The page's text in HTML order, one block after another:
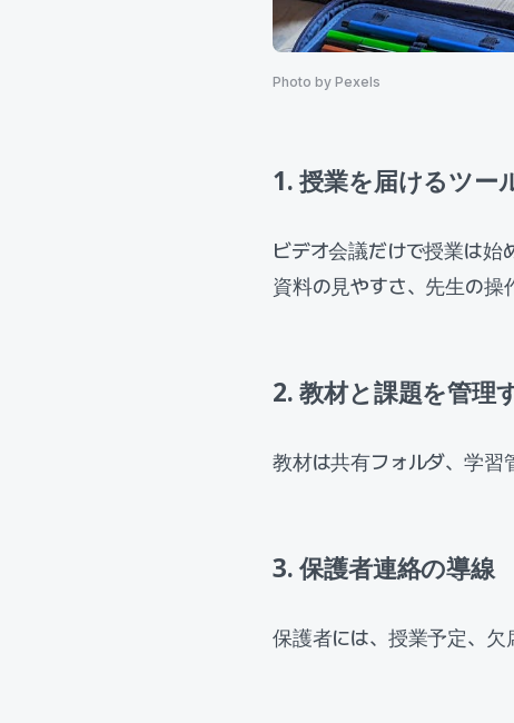
Photo by Pexels
1. 授業を届けるツー
ビデオ会議だけで授業は始
資料の見やすさ、先生の操
2. 教材と課題を管理
教材は共有フォルダ、学習
3. 保護者連絡の導線
保護者には、授業予定、欠